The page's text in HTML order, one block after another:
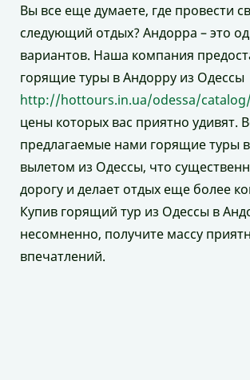
Вы все еще думаете, где провести
следующий отдых? Андорра – это
вариантов. Наша компания
горящие туры в Андорру из Одессы
http://hottours.in.ua/odessa/
цены которых вас приятно удивят.
предлагаемые нами горящие туры
вылетом из Одессы, что
дорогу и делает отдых еще более
Купив горящий тур из Одессы в
несомненно, получите массу
впечатлений.